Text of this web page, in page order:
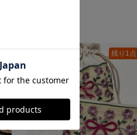
残り1点